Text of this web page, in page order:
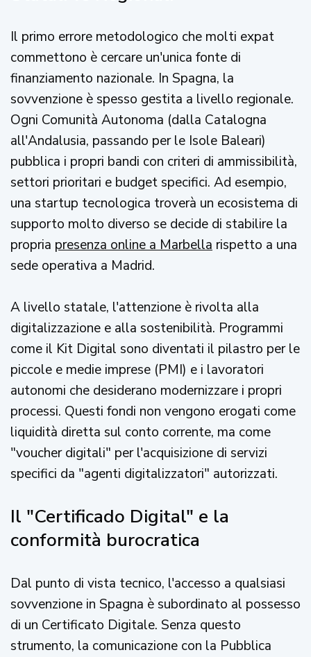
Il primo errore metodologico che molti expat
commettono è cercare un'unica fonte di
finanziamento nazionale. In Spagna, la
sovvenzione è spesso gestita a livello regionale.
Ogni Comunità Autonoma (dalla Catalogna
all'Andalusia, passando per le Isole Baleari)
pubblica i propri bandi con criteri di ammissibilità,
settori prioritari e budget specifici. Ad esempio,
una startup tecnologica troverà un ecosistema di
supporto molto diverso se decide di stabilire la
propria presenza online a Marbella rispetto a una
sede operativa a Madrid.
A livello statale, l'attenzione è rivolta alla
digitalizzazione e alla sostenibilità. Programmi
come il Kit Digital sono diventati il pilastro per le
piccole e medie imprese (PMI) e i lavoratori
autonomi che desiderano modernizzare i propri
processi. Questi fondi non vengono erogati come
liquidità diretta sul conto corrente, ma come
"voucher digitali" per l'acquisizione di servizi
specifici da "agenti digitalizzatori" autorizzati.
Il "Certificado Digital" e la
conformità burocratica
Dal punto di vista tecnico, l'accesso a qualsiasi
sovvenzione in Spagna è subordinato al possesso
di un Certificato Digitale. Senza questo
strumento, la comunicazione con la Pubblica